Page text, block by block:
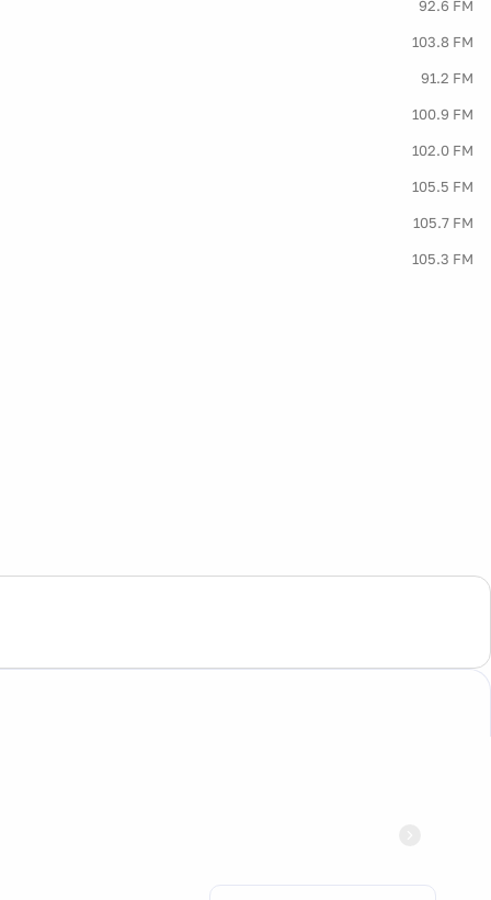
92.6 FM
103.8 FM
91.2 FM
100.9 FM
102.0 FM
105.5 FM
105.7 FM
105.3 FM